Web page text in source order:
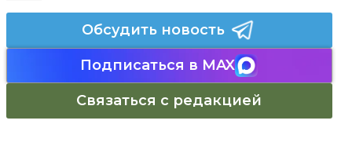
Обсудить новость
Подписаться в MAX
Связаться с редакцией